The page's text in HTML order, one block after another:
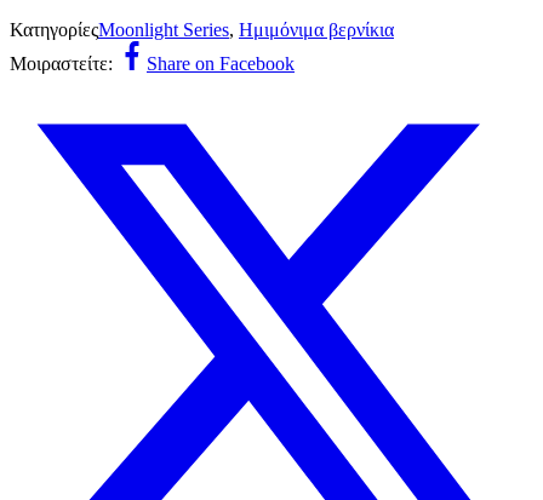
ΚατηγορίεςMoonlight Series, Ημιμόνιμα βερνίκια
Μοιραστείτε:
Share on Facebook